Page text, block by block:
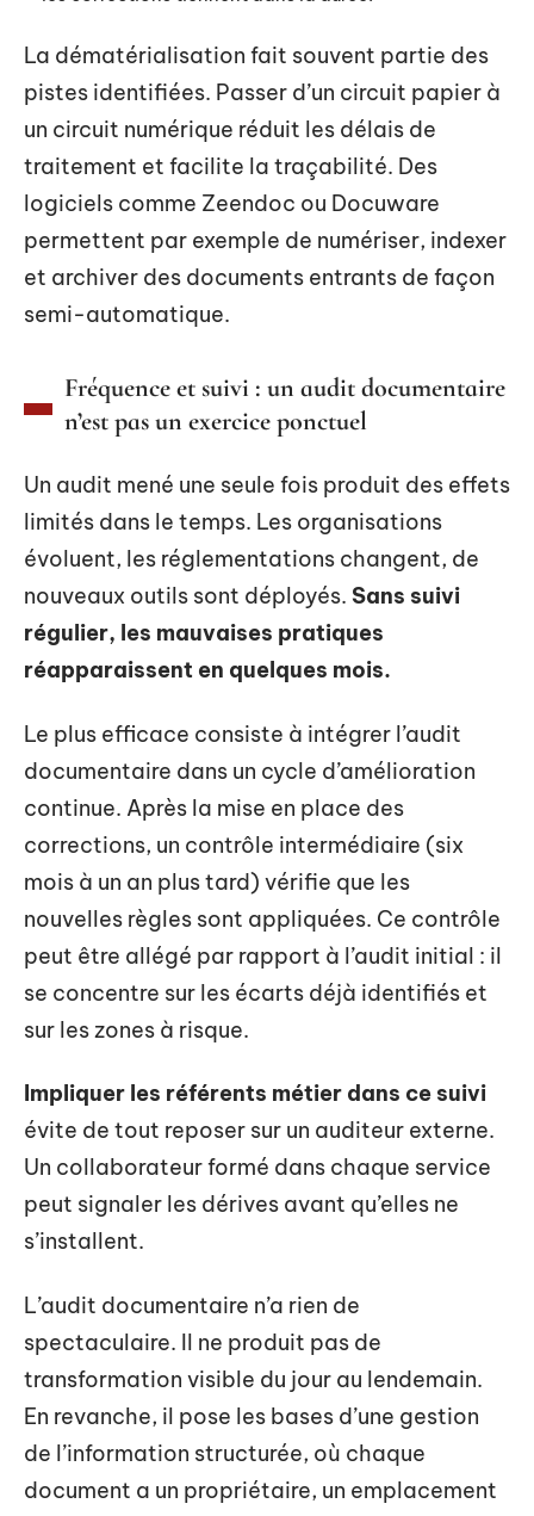
La dématérialisation fait souvent partie des
pistes identifiées. Passer d’un circuit papier à
un circuit numérique réduit les délais de
traitement et facilite la traçabilité. Des
logiciels comme Zeendoc ou Docuware
permettent par exemple de numériser, indexer
et archiver des documents entrants de façon
semi-automatique.
Fréquence et suivi : un audit documentaire
n’est pas un exercice ponctuel
Un audit mené une seule fois produit des effets
limités dans le temps. Les organisations
évoluent, les réglementations changent, de
nouveaux outils sont déployés. Sans suivi
régulier, les mauvaises pratiques
réapparaissent en quelques mois.
Le plus efficace consiste à intégrer l’audit
documentaire dans un cycle d’amélioration
continue. Après la mise en place des
corrections, un contrôle intermédiaire (six
mois à un an plus tard) vérifie que les
nouvelles règles sont appliquées. Ce contrôle
peut être allégé par rapport à l’audit initial : il
se concentre sur les écarts déjà identifiés et
sur les zones à risque.
Impliquer les référents métier dans ce suivi
évite de tout reposer sur un auditeur externe.
Un collaborateur formé dans chaque service
peut signaler les dérives avant qu’elles ne
s’installent.
L’audit documentaire n’a rien de
spectaculaire. Il ne produit pas de
transformation visible du jour au lendemain.
En revanche, il pose les bases d’une gestion
de l’information structurée, où chaque
document a un propriétaire, un emplacement